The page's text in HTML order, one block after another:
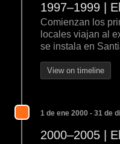
1997–1999 |
Comienzan los
locales viajan al
se instala en
View on timeline
1 de ene 2000 - 31 de
2000–2005 |